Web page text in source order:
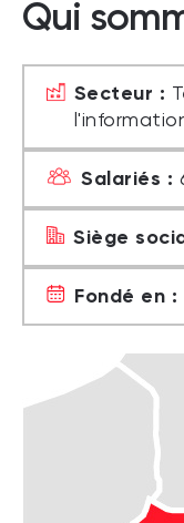
Qui
Secteur :
Salariés :
Siège
Fondé en :